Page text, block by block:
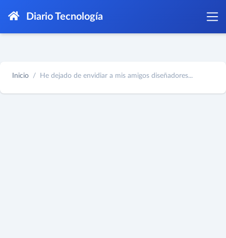
Diario Tecnología
Inicio He dejado de envidiar a mis amigos diseñadores...